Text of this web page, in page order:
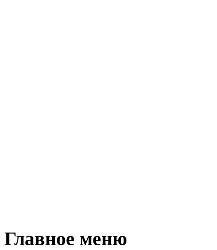
Главное меню